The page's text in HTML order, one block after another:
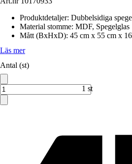
Produktdetaljer: Dubbelsidiga
Material stomme: MDF, Spegelglas
Mått (BxHxD): 45 cm x 55 cm x
Läs mer
Antal (st)
1 st